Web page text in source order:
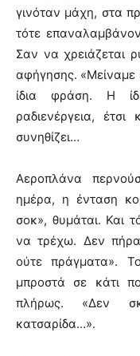
γινόταν μάχη, στα
τότε
Σαν να χρειάζεται
αφήγησης. «Μείναμε
ίδια φράση. Η
ραδιενέργεια,
συνηθίζει…
Αεροπλάνα
ημέρα, η ένταση
σοκ», θυμάται. Και
να τρέχω. Δεν
ούτε πράγματα».
μπροστά σε κάτι
πλήρως. «Δεν
κατσαρίδα…».